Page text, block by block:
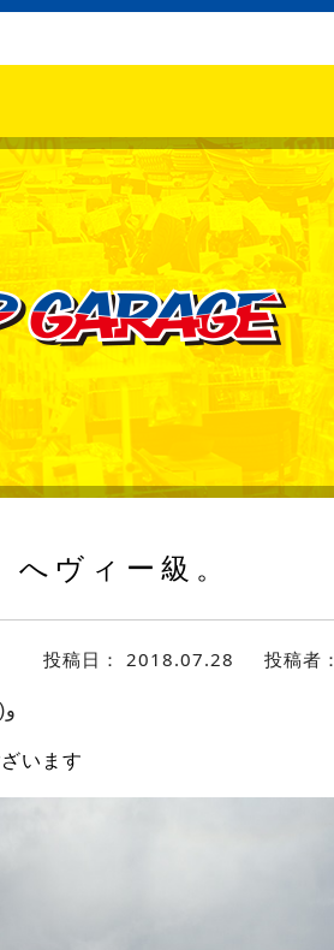
ヴィー級。
投稿日： 2018.07.28 投稿者：
こんちゃす！たけこでっす！٩( ‘ω’ )و
います